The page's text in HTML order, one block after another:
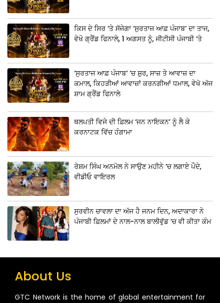
ਕਿਸ ਦੇ ਸਿਰ ‘ਤੇ ਸੱਜੇਗਾ ‘ਸੁਰਤਾਜ ਆਫ਼ ਪੰਜਾਬ’ ਦਾ ਤਾਜ,
ਵੇਖੋ ਗ੍ਰੈਂਡ ਫਿਨਾਲੇ, 1 ਅਗਸਤ ਨੂੰ, ਜੀਟੀਸੀ ਪੰਜਾਬੀ ‘ਤੇ
‘ਸੁਰਤਾਜ ਆਫ਼ ਪੰਜਾਬ’ ‘ਚ ਸ਼ੁਰ, ਸਾਜ਼ ਤੇ ਆਵਾਜ਼ ਦਾ
ਕਮਾਲ, ਕਿਹੜੀਆਂ ਆਵਾਜ਼ਾਂ ਕਰਨਗੀਆਂ ਧਮਾਲ, ਵੇਖੋ ਅੱਜ
ਸ਼ਾਮ ਗ੍ਰੈਂਡ ਫਿਨਾਲੇ
ਥਲਪਤੀ ਵਿਜੇ ਦੀ ਫ਼ਿਲਮ ‘ਜਨ ਨਾਇਕਨ’ ਨੂੰ ਲੈ ਕੇ
ਕਰਨਾਟਕ ਵਿੱਚ ਹੰਗਾਮਾ
ਰੇਸ਼ਮ ਸਿੰਘ ਅਨਮੋਲ ਨੇ ਸਾਉਣ ਮਹੀਨੇ ‘ਚ ਲਗਾਏ ਪੌਦੇ,
ਵੀਡੀਓ ਵਾਇਰਲ
ਸੁਰਵੀਨ ਚਾਵਲਾ ਦਾ ਅੱਜ ਹੈ ਜਨਮ ਦਿਨ, ਅਦਾਕਾਰਾ ਨੇ
ਪੰਜਾਬੀ ਫ਼ਿਲਮਾਂ ਦੇ ਨਾਲ-ਨਾਲ ਬਾਲੀਵੁੱਡ ‘ਚ ਵੀ ਕੀਤਾ ਕੰਮ
About Us
GTC Network is the home of global entertainment for